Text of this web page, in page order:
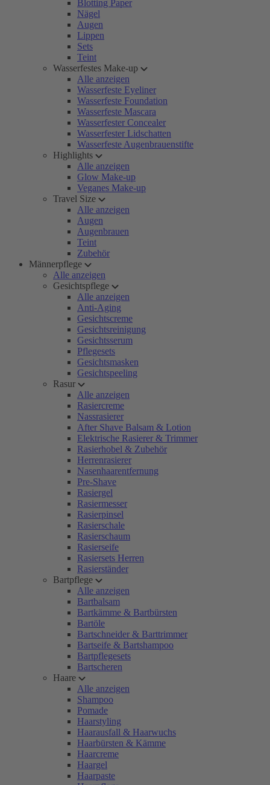
Blotting Paper
Nägel
Augen
Lippen
Sets
Teint
Wasserfestes Make-up
Alle anzeigen
Wasserfeste Eyeliner
Wasserfeste Foundation
Wasserfeste Mascara
Wasserfester Concealer
Wasserfester Lidschatten
Wasserfeste Augenbrauenstifte
Highlights
Alle anzeigen
Glow Make-up
Veganes Make-up
Travel Size
Alle anzeigen
Augen
Augenbrauen
Teint
Zubehör
Männerpflege
Alle anzeigen
Gesichtspflege
Alle anzeigen
Anti-Aging
Gesichtscreme
Gesichtsreinigung
Gesichtsserum
Pflegesets
Gesichtsmasken
Gesichtspeeling
Rasur
Alle anzeigen
Rasiercreme
Nassrasierer
After Shave Balsam & Lotion
Elektrische Rasierer & Trimmer
Rasierhobel & Zubehör
Herrenrasierer
Nasenhaarentfernung
Pre-Shave
Rasiergel
Rasiermesser
Rasierpinsel
Rasierschale
Rasierschaum
Rasierseife
Rasiersets Herren
Rasierständer
Bartpflege
Alle anzeigen
Bartbalsam
Bartkämme & Bartbürsten
Bartöle
Bartschneider & Barttrimmer
Bartseife & Bartshampoo
Bartpflegesets
Bartscheren
Haare
Alle anzeigen
Shampoo
Pomade
Haarstyling
Haarausfall & Haarwuchs
Haarbürsten & Kämme
Haarcreme
Haargel
Haarpaste